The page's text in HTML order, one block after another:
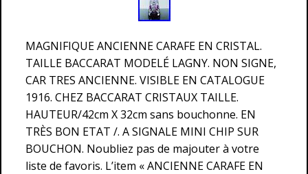
MAGNIFIQUE ANCIENNE CARAFE EN CRISTAL.
TAILLE BACCARAT MODELÉ LAGNY. NON SIGNE,
CAR TRES ANCIENNE. VISIBLE EN CATALOGUE
1916. CHEZ BACCARAT CRISTAUX TAILLE.
HAUTEUR/42cm X 32cm sans bouchonne. EN
TRÈS BON ETAT /. A SIGNALE MINI CHIP SUR
BOUCHON. Noubliez pas de majouter à votre
liste de favoris. L’item « ANCIENNE CARAFE EN